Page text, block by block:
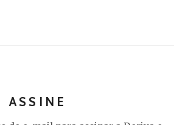
ASSINE